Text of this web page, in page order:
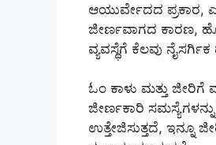
ಆಯುರ್ವೇದದ ಪ್ರಕಾರ,
ಜೀರ್ಣವಾಗದ ಕಾರಣ,
ವ್ಯವಸ್ಥೆಗೆ ಕೆಲವು
ಓಂ ಕಾಳು ಮತ್ತು
ಜೀರ್ಣಕಾರಿ
ಉತ್ತೇಜಿಸುತ್ತದೆ, ಇನ್ನೂ